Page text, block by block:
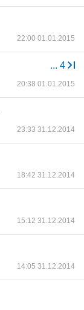
22:00 01.01.2015
... 4
20:38 01.01.2015
23:33 31.12.2014
18:42 31.12.2014
15:12 31.12.2014
14:05 31.12.2014